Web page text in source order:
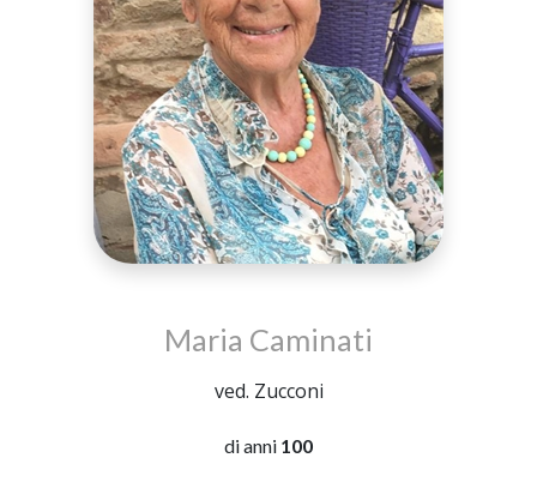
Maria Caminati
ved. Zucconi
di anni 100